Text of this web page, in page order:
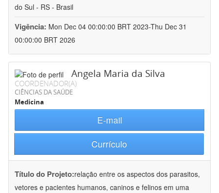
do Sul - RS - Brasil
Vigência: Mon Dec 04 00:00:00 BRT 2023-Thu Dec 31
00:00:00 BRT 2026
Angela Maria da Silva
COORDENADOR(A)
CIÊNCIAS DA SAÚDE
Medicina
E-mail
Currículo
Título do Projeto:relação entre os aspectos dos parasitos,
vetores e pacientes humanos, caninos e felinos em uma